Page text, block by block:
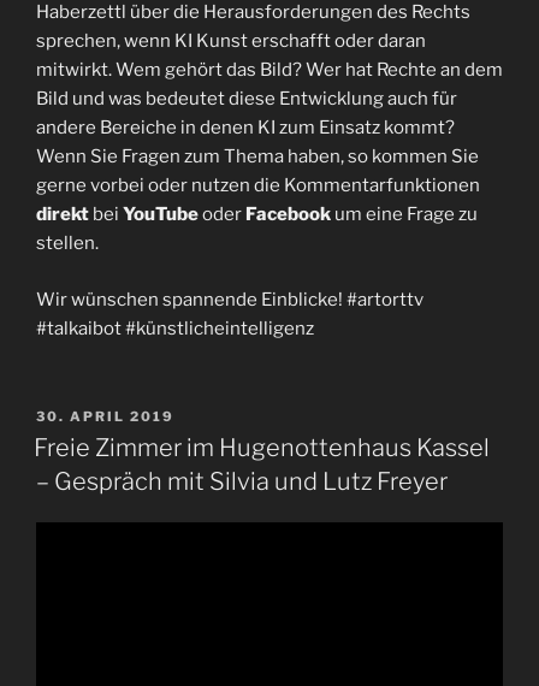
Haberzettl über die Herausforderungen des Rechts
sprechen, wenn KI Kunst erschafft oder daran
mitwirkt. Wem gehört das Bild? Wer hat Rechte an dem
Bild und was bedeutet diese Entwicklung auch für
andere Bereiche in denen KI zum Einsatz kommt?
Wenn Sie Fragen zum Thema haben, so kommen Sie
gerne vorbei oder nutzen die Kommentarfunktionen
direkt bei YouTubeoder Facebook um eine Frage zu
stellen.
Wir wünschen spannende Einblicke! #artorttv
#talkaibot #künstlicheintelligenz
VERÖFFENTLICHT
AM
30. APRIL 2019
Freie Zimmer im Hugenottenhaus Kassel
– Gespräch mit Silvia und Lutz Freyer